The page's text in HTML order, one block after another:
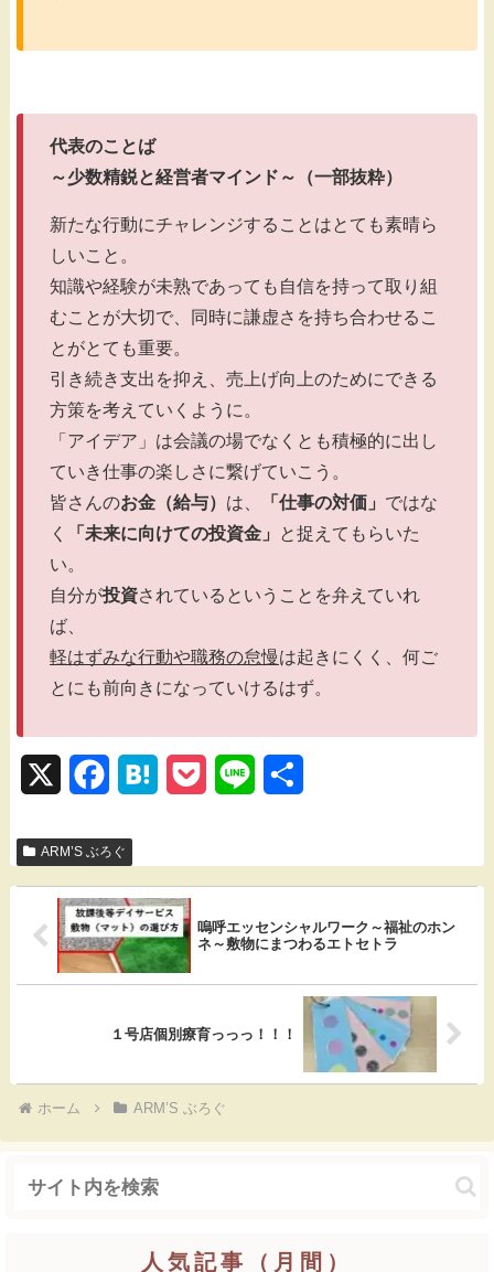
代表のことば
～少数精鋭と経営者マインド～（一部抜粋）
新たな行動にチャレンジすることはとても素晴ら
しいこと。
知識や経験が未熟であっても自信を持って取り組
むことが大切で、同時に謙虚さを持ち合わせるこ
とがとても重要。
引き続き支出を抑え、売上げ向上のためにできる
方策を考えていくように。
「アイデア」は会議の場でなくとも積極的に出し
ていき仕事の楽しさに繋げていこう。
皆さんのお金（給与） は、 「仕事の対価」 ではな
く
「未来に向けての投資金」
と捉えてもらいた
い。
自分が投資されているということを弁えていれ
ば、
軽はずみな行動や職務の怠慢は起きにくく、何ご
とにも前向きになっていけるはず。
c
e
b
o
e
n
a
k
e
e
ARM’S ぶろぐ
嗚呼エッセンシャルワーク～福祉のホン
ネ～敷物にまつわるエトセトラ
１号店個別療育っっっ！！！
ホーム ARM’S ぶろぐ
人気記事（月間）